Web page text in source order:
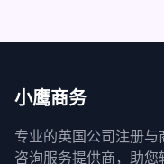
小鹰商务
专业的英国公司注册与
咨询服务提供商，助您